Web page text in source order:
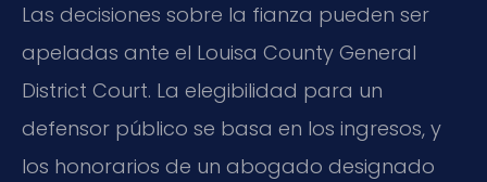
Las decisiones sobre la fianza pueden ser
apeladas ante el Louisa County General
District Court. La elegibilidad para un
defensor público se basa en los ingresos, y
los honorarios de un abogado designado